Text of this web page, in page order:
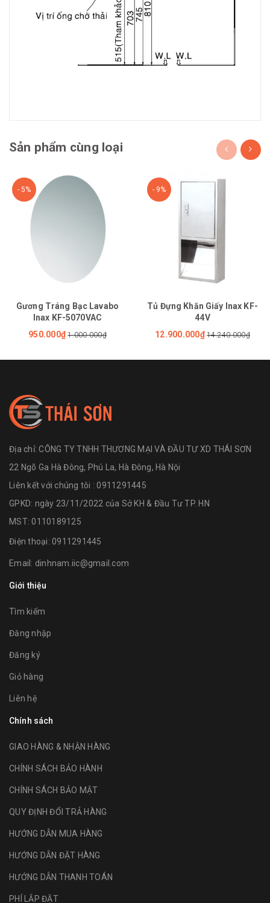
Sản phẩm cùng loại
- 5%
Gương Tráng Bạc Lavabo
Inax KF-5070VAC
950.000₫ 1.000.000₫
- 9%
Tủ Đựng Khăn Giấy Inax KF-
44V
12.900.000₫ 14.240.000₫
Địa chỉ:CÔNG TY TNHH THƯƠNG MẠI VÀ ĐẦU TƯ XD THÁI SƠN
22 Ngõ Ga Hà Đông, Phú La, Hà Đông, Hà Nội
Liên kết với chúng tôi : 0911291445
GPKD: ngày 23/11/2022 của Sở KH & Đầu Tư TP. HN
MST: 0110189125
Điện thoại: 0911291445
Email: dinhnam.iic@gmail.com
Giới thiệu
Tìm kiếm
Đăng nhập
Đăng ký
Giỏ hàng
Liên hệ
Chính sách
GIAO HÀNG & NHẬN HÀNG
CHÍNH SÁCH BẢO HÀNH
CHÍNH SÁCH BẢO MẬT
QUY ĐỊNH ĐỔI TRẢ HÀNG
HƯỚNG DẪN MUA HÀNG
HƯỚNG DẪN ĐẶT HÀNG
HƯỚNG DẪN THANH TOÁN
PHÍ LẮP ĐẶT